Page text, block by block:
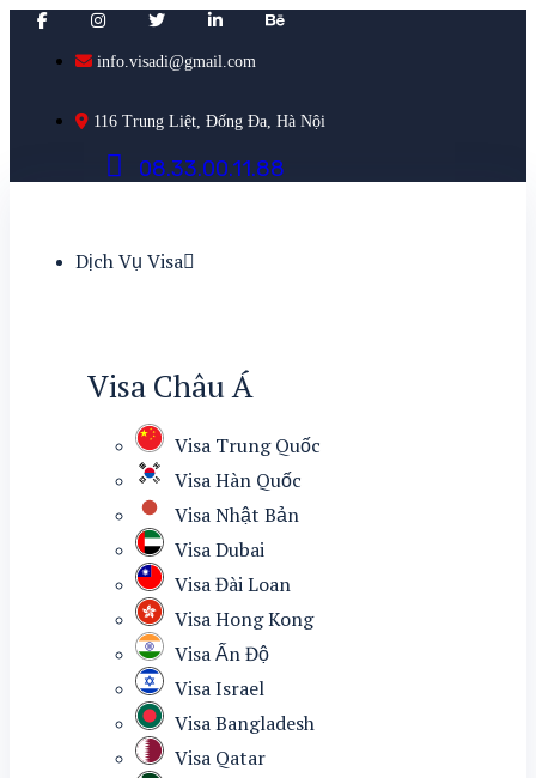
info.visadi@gmail.com
116 Trung Liệt, Đống Đa, Hà Nội
08.33.00.11.88
Dịch Vụ Visa
Visa Châu Á
Visa Trung Quốc
Visa Hàn Quốc
Visa Nhật Bản
Visa Dubai
Visa Đài Loan
Visa Hong Kong
Visa Ấn Độ
Visa Israel
Visa Bangladesh
Visa Qatar